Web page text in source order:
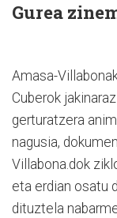
Gurea
Amasa-
Cuberok
gerturatzera
nagusia,
Villabona.dok
eta erdian osatu
dituztela